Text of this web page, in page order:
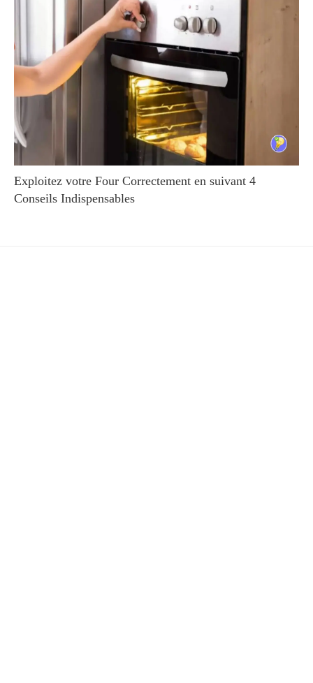
Exploitez votre Four Correctement en suivant 4
Conseils Indispensables